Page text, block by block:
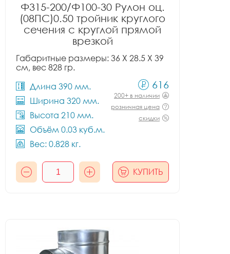
Ф315-200/Ф100-30 Рулон оц.
(08ПС)0.50 тройник круглого
сечения с круглой прямой
врезкой
Габаритные размеры: 36 X 28.5 X 39
см, вес 828 гр.
Длина 390 мм.
Ширина 320 мм.
Высота 210 мм.
Объём 0.03 куб.м.
Вес: 0.828 кг.
616
200+ в наличии
розничная цена
скидки
КУПИТЬ